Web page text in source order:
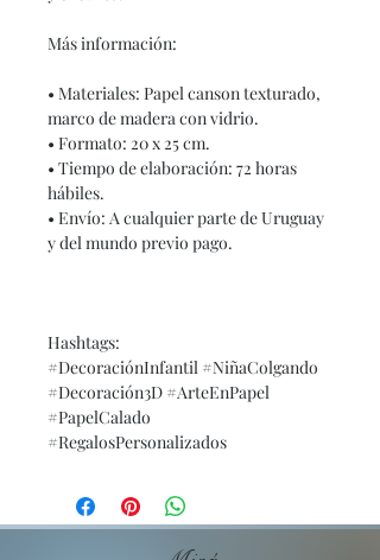
Más información:
• Materiales: Papel canson texturado,
marco de madera con vidrio.
• Formato: 20 x 25 cm.
• Tiempo de elaboración: 72 horas
hábiles.
• Envío: A cualquier parte de Uruguay
y del mundo previo pago.
Hashtags:
#DecoraciónInfantil #NiñaColgando
#Decoración3D #ArteEnPapel
#PapelCalado
#RegalosPersonalizados